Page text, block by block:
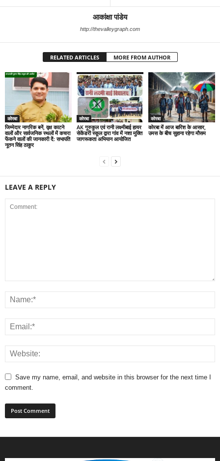
आकांक्षा पांडेय
http://thevalleygraph.com
RELATED ARTICLES MORE FROM AUTHOR
कोरबा
जिम्मेदार नागरिक बनें, वृक्ष काटने
वालों और सार्वजनिक स्थलों में कचरा
फेंकने वालों की जानकारी दें: सभापति
नूतन सिंह ठाकुर
कोरबा
AK गुरुकुल एवं रानी लक्ष्मीबाई हायर
सेकेंडरी स्कूल द्वारा गांव में नशा मुक्ति
जागरूकता अभियान आयोजित
कोरबा
कोरबा में आज बारिश के आसार,
उमस के बीच सुहाना रहेगा मौसम
LEAVE A REPLY
Save my name, email, and website in this browser for the next time I
comment.